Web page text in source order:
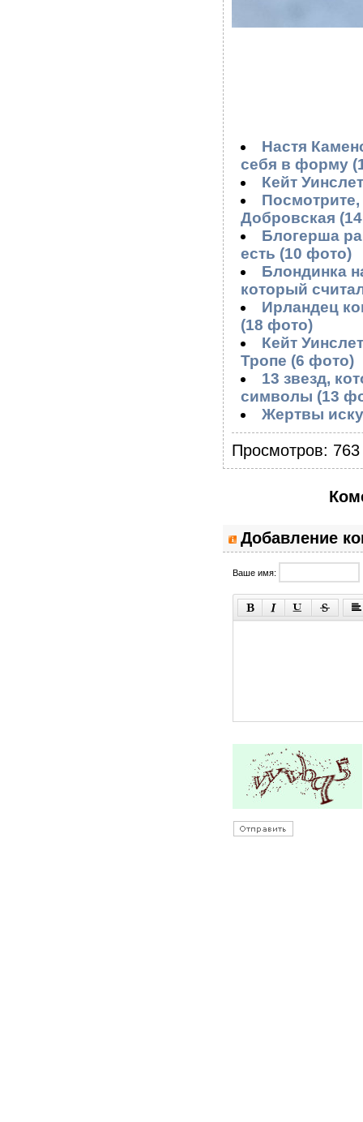
Настя
себя в форму
Кейт
Добровская
Блогерша
есть (10 фото)
Блондинка
который
Ирландец
(18 фото)
Кейт
Тропе (6 фото)
13 звезд,
символы (13
Жертвы
Просмотров:
Добавление
Ваше имя: